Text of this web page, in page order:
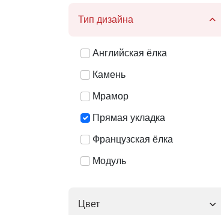
Тип дизайна
Английская ёлка
Камень
Мрамор
Прямая укладка
Французская ёлка
Модуль
Цвет